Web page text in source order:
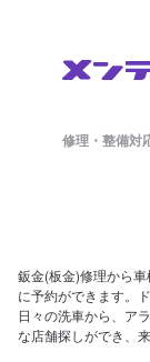
修理・整備対
鈑金(板金)修理から
に予約ができます。
日々の洗車から、ア
な店舗探しができ、